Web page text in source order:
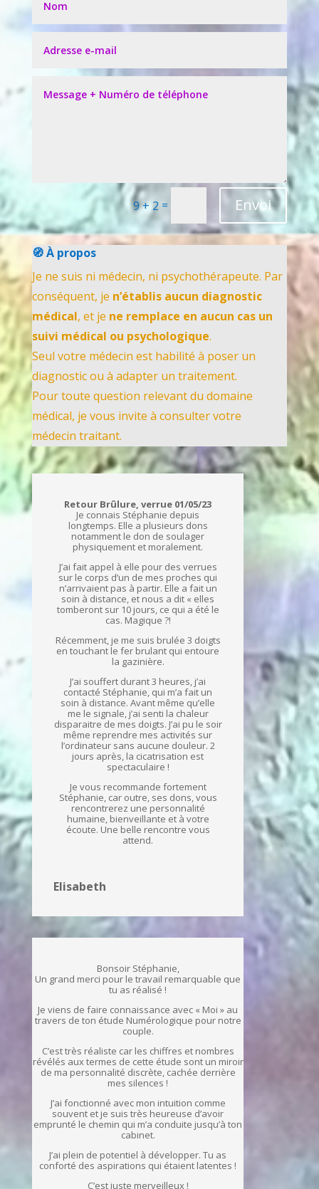
9 + 2 = Envoi
🧭 À propos
Je ne suis ni médecin, ni psychothérapeute. Par
conséquent, je n’établis aucun diagnostic
médical, et je ne remplace en aucun cas un
suivi médical ou psychologique.
Seul votre médecin est habilité à poser un
diagnostic ou à adapter un traitement.
Pour toute question relevant du domaine
médical, je vous invite à consulter votre
médecin traitant.
Retour Brûlure, verrue 01/05/23
Je connais Stéphanie depuis
longtemps. Elle a plusieurs dons
notamment le don de soulager
physiquement et moralement.
J’ai fait appel à elle pour des verrues
sur le corps d’un de mes proches qui
n’arrivaient pas à partir. Elle a fait un
soin à distance, et nous a dit « elles
tomberont sur 10 jours, ce qui a été le
cas. Magique ?!
Récemment, je me suis brulée 3 doigts
en touchant le fer brulant qui entoure
la gazinière.
J’ai souffert durant 3 heures, j’ai
contacté Stéphanie, qui m’a fait un
soin à distance. Avant même qu’elle
me le signale, j’ai senti la chaleur
disparaitre de mes doigts. J’ai pu le soir
même reprendre mes activités sur
l’ordinateur sans aucune douleur. 2
jours après, la cicatrisation est
spectaculaire !
Je vous recommande fortement
Stéphanie, car outre, ses dons, vous
rencontrerez une personnalité
humaine, bienveillante et à votre
écoute. Une belle rencontre vous
attend.
Elisabeth
Bonsoir Stéphanie,
Un grand merci pour le travail remarquable que
tu as réalisé !
Je viens de faire connaissance avec « Moi » au
travers de ton étude Numérologique pour notre
couple.
C’est très réaliste car les chiffres et nombres
révélés aux termes de cette étude sont un miroir
de ma personnalité discrète, cachée derrière
mes silences !
J’ai fonctionné avec mon intuition comme
souvent et je suis très heureuse d’avoir
emprunté le chemin qui m’a conduite jusqu’à ton
cabinet.
J’ai plein de potentiel à développer. Tu as
conforté des aspirations qui étaient latentes !
C’est juste merveilleux !